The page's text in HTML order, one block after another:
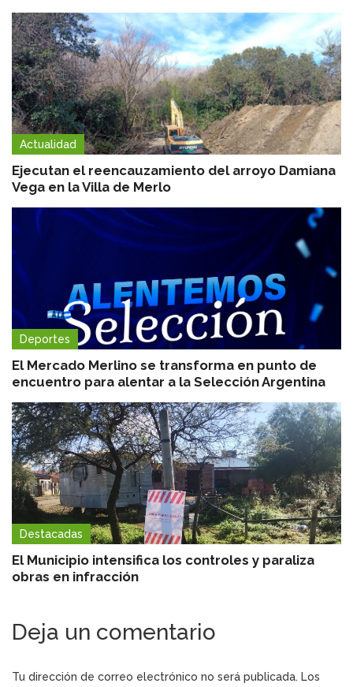
Actualidad
Ejecutan el reencauzamiento del arroyo Damiana
Vega en la Villa de Merlo
Deportes
El Mercado Merlino se transforma en punto de
encuentro para alentar a la Selección Argentina
Destacadas
El Municipio intensifica los controles y paraliza
obras en infracción
Deja un comentario
Tu dirección de correo electrónico no será publicada. Los